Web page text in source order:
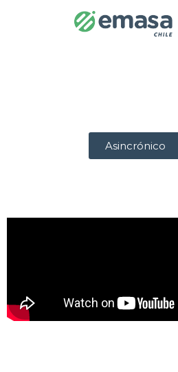
Asincrónico